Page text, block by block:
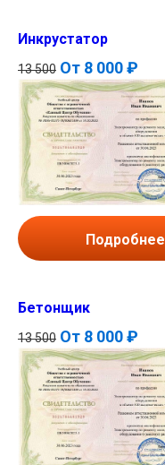
Инкрустатор
13 500 От 8 000 ₽
Подробнее
Бетонщик
13 500 От 8 000 ₽